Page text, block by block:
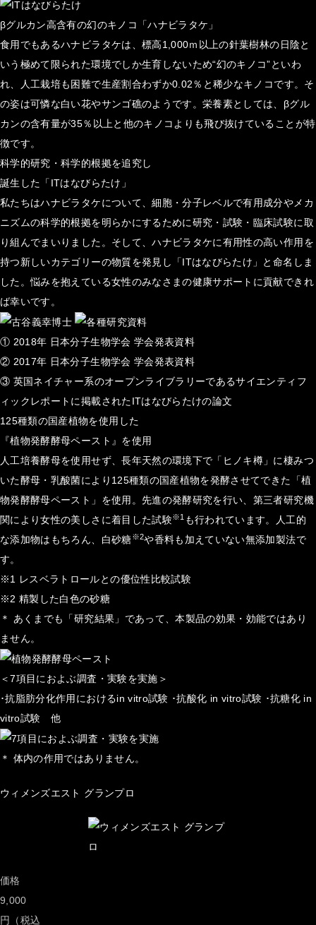
βグルカン高含有の幻のキノコ「ハナビラタケ」
食用でもあるハナビラタケは、標高1,000ｍ以上の針葉樹林の日陰と
いう極めて限られた環境でしか生育しないため“幻のキノコ”といわ
れ、人工栽培も困難で生産割合わずか0.02％と稀少なキノコです。そ
の姿は可憐な白い花やサンゴ礁のようです。栄養素としては、βグル
カンの含有量が35％以上と他のキノコよりも飛び抜けていることが特
徴です。
科学的研究・科学的根拠を追究し
誕生した「ITはなびらたけ」
私たちはハナビラタケについて、細胞・分子レベルで有用成分やメカ
ニズムの科学的根拠を明らかにするために研究・試験・臨床試験に取
り組んでまいりました。そして、ハナビラタケに有用性の高い作用を
持つ新しいカテゴリーの物質を発見し「ITはなびらたけ」と命名しま
した。悩みを抱えている女性のみなさまの健康サポートに貢献できれ
ば幸いです。
① 2018年 日本分子生物学会 学会発表資料
② 2017年 日本分子生物学会 学会発表資料
③ 英国ネイチャー系のオープンライブラリーであるサイエンティフ
ィックレポートに掲載されたITはなびらたけの論文
125種類の国産植物を使用した
『植物発酵酵母ペースト』を使用
人工培養酵母を使用せず、長年天然の環境下で「ヒノキ樽」に棲みつ
いた酵母・乳酸菌により125種類の国産植物を発酵させてできた「植
物発酵酵母ペースト」を使用。先進の発酵研究を行い、第三者研究機
関により女性の美しさに着目した試験※1 も行われています。人工的
な添加物はもちろん、白砂糖※2や香料も加えていない無添加製法で
す。
※1 レスベラトロールとの優位性比較試験
※2 精製した白色の砂糖
＊ あくまでも「研究結果」であって、本製品の効果・効能ではあり
ません。
＜7項目におよぶ調査・実験を実施＞
･抗脂肪分化作用におけるin vitro試験 ･抗酸化 in vitro試験 ･抗糖化 in
vitro試験 他
＊ 体内の作用ではありません。
ウィメンズエスト グランプロ
価格
9,000
円（税込